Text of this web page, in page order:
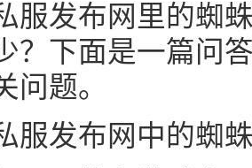
服发布网里的蜘
？下面是一篇问
问题。
服发布网中的蜘